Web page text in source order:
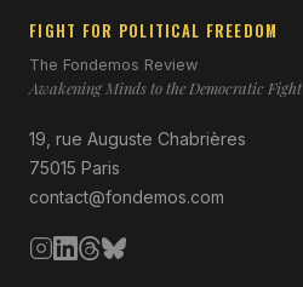
FIGHT FOR POLITICAL FREEDOM
The Fondemos Review
Awakening Minds to the Democratic Fight
19, rue Auguste Chabrières
75015 Paris
contact@fondemos.com